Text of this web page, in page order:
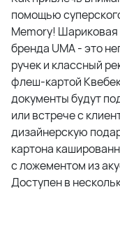
помощью
Memory! Шариковая
бренда UMA - это
ручек и классный
флеш-картой
документы будут
или встрече с
дизайнерскую
картона
с ложементом из
Доступен в